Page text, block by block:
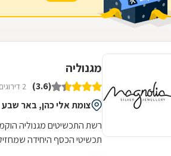
מגנוליה
(3.6) 2 דירוגים
צומת אלי כהן, באר שבע
תכשיטי הכסף היחידה